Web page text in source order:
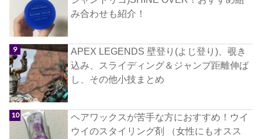
み合わせも紹介！
APEX LEGENDS 壁登り(よじ登り)、覗き
込み、スライディング＆ジャンプ距離伸ば
し、その他小技まとめ
ヘアワックスが苦手な方におすすめ！ウイ
ウイのスタイリング剤 （女性にもオスス